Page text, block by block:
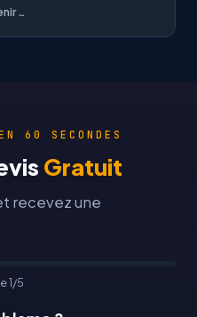
…
60 SECONDES
Gratuit
recevez une
1/5